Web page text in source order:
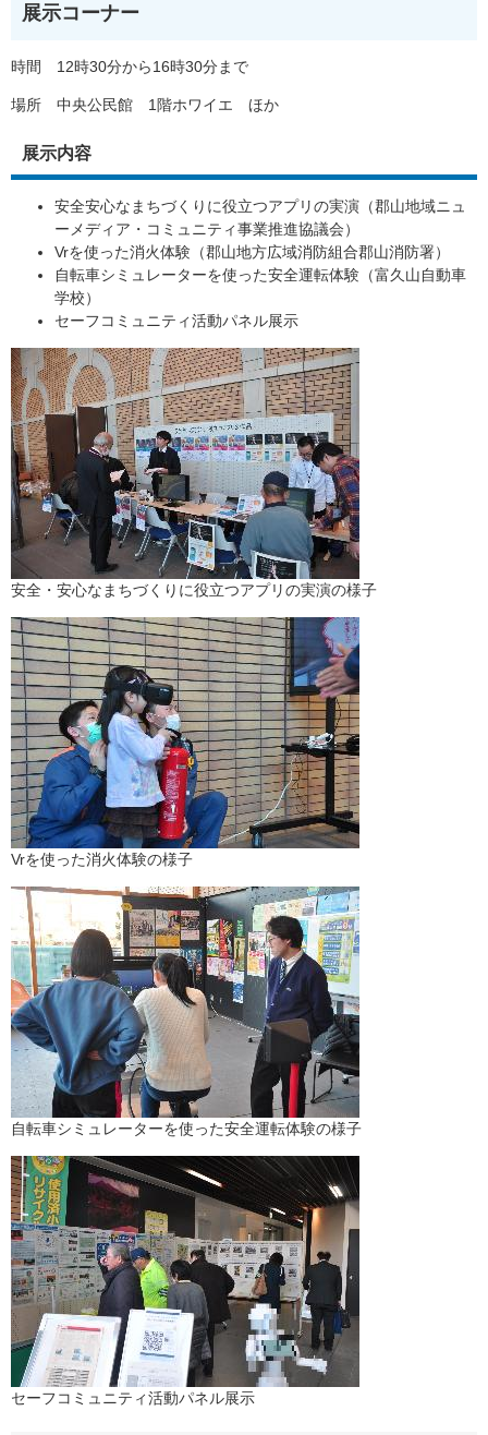
展示コーナー
時間 12時30分から16時30分まで
場所 中央公民館 1階ホワイエ ほか
展示内容
安全安心なまちづくりに役立つアプリの実演（郡山地域ニュ
ーメディア・コミュニティ事業推進協議会）
Vrを使った消火体験（郡山地方広域消防組合郡山消防署）
自転車シミュレーターを使った安全運転体験（富久山自動車
学校）
セーフコミュニティ活動パネル展示
安全・安心なまちづくりに役立つアプリの実演の様子
Vrを使った消火体験の様子
自転車シミュレーターを使った安全運転体験の様子
セーフコミュニティ活動パネル展示